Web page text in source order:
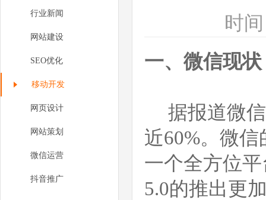
行业新闻
网站建设
SEO优化
移动开发
网页设计
网站策划
微信运营
抖音推广
时
一、微信现
据报道微信
近60%。微
一个全方位
5.0的推出更